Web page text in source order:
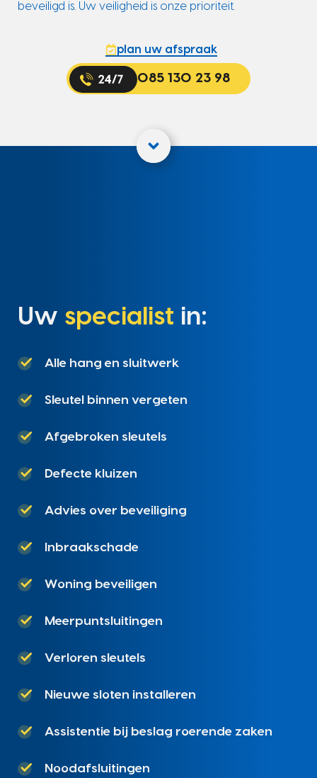
beveiligd is. Uw veiligheid is onze prioriteit.
plan uw afspraak
085 130 23 98
Uw specialist in:
Alle hang en sluitwerk
Sleutel binnen vergeten
Afgebroken sleutels
Defecte kluizen
Advies over beveiliging
Inbraakschade
Woning beveiligen
Meerpuntsluitingen
Verloren sleutels
Nieuwe sloten installeren
Assistentie bij beslag roerende zaken
Noodafsluitingen